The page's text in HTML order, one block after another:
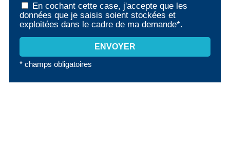
En cochant cette case, j'accepte que les
données que je saisis soient stockées et
exploitées dans le cadre de ma demande*.
* champs obligatoires